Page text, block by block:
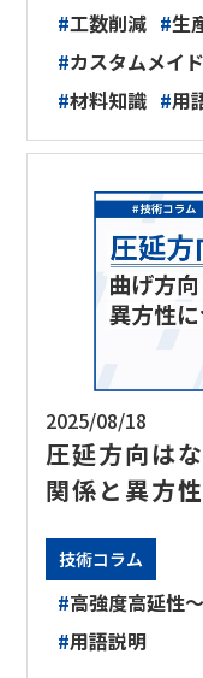
#工数削減 #生
#カスタムメイ
#材料知識 #用
2025/08/18
圧延方向は
関係と異方
技術コラム
#高強度高延性
#用語説明